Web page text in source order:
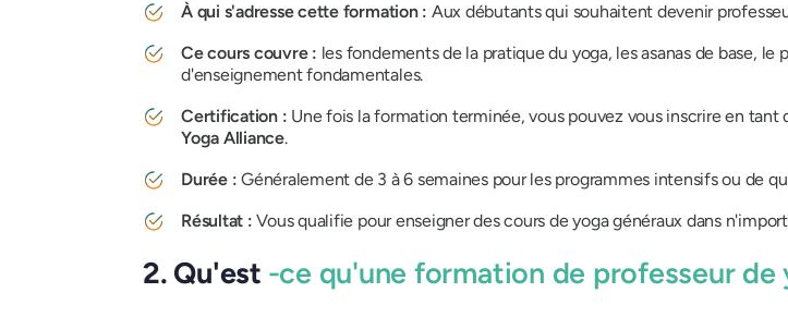
À qui s'adresse cette formation : Aux débutants qui souhaitent devenir
Ce cours couvre : les fondements de la pratique du yoga, les asanas de base,
d'enseignement fondamentales.
Certification : Une fois la formation terminée, vous pouvez vous inscrire en tant
Yoga Alliance.
Durée : Généralement de 3 à 6 semaines pour les programmes intensifs ou de
Résultat : Vous qualifie pour enseigner des cours de yoga généraux dans
2. Qu'est -ce qu'une formation de professeur de